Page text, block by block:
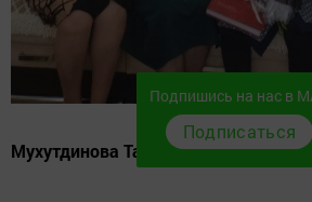
Мухутдинова Тагзима родилась в
Подпишись на нас в
Подписаться